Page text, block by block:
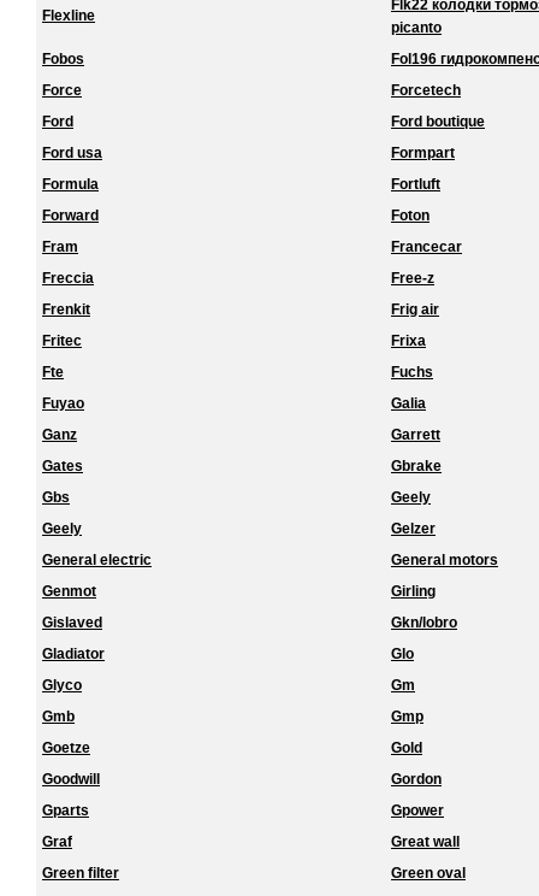
Flexline
Flk22 колодки
picanto
Fobos
Fol196
Force
Forcetech
Ford
Ford boutique
Ford usa
Formpart
Formula
Fortluft
Forward
Foton
Fram
Francecar
Freccia
Free-z
Frenkit
Frig air
Fritec
Frixa
Fte
Fuchs
Fuyao
Galia
Ganz
Garrett
Gates
Gbrake
Gbs
Geely
Geely
Gelzer
General electric
General motors
Genmot
Girling
Gislaved
Gkn/lobro
Gladiator
Glo
Glyco
Gm
Gmb
Gmp
Goetze
Gold
Goodwill
Gordon
Gparts
Gpower
Graf
Great wall
Green filter
Green oval